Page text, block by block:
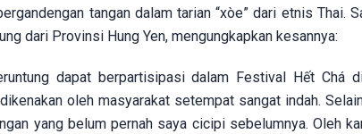
tangan dalam tarian “xòe” dari etnis Thai.
dari Provinsi Hung Yen, mengungkapkan kesannya:
dapat berpartisipasi dalam Festival Hết Chá
oleh masyarakat setempat sangat indah.
yang belum pernah saya cicipi sebelumnya. Oleh